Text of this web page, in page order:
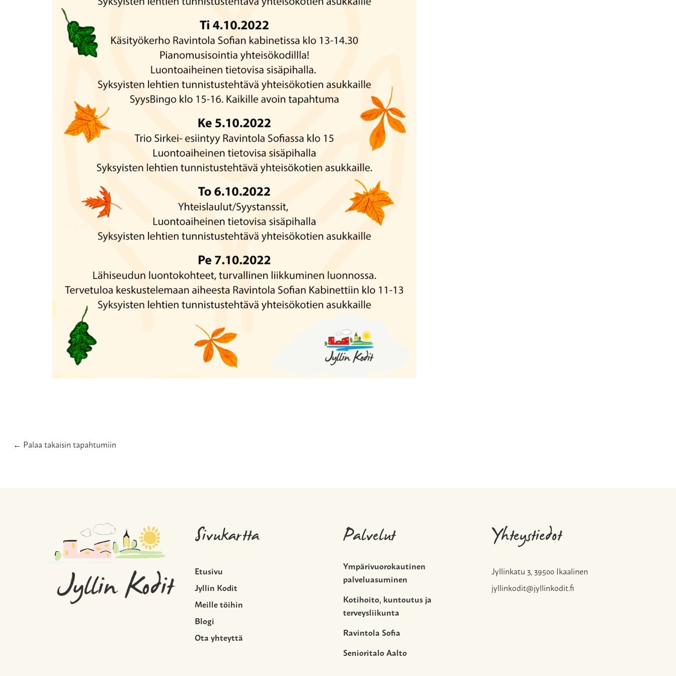
← Palaa takaisin tapahtumiin
Sivukartta
Etusivu
Jyllin Kodit
Meille töihin
Blogi
Ota yhteyttä
Palvelut
Ympärivuorokautinen
palveluasuminen
Kotihoito, kuntoutus ja
terveysliikunta
Ravintola Sofia
Senioritalo Aalto
Yhteystiedot
Jyllinkatu 3, 39500 Ikaalinen
jyllinkodit@jyllinkodit.fi